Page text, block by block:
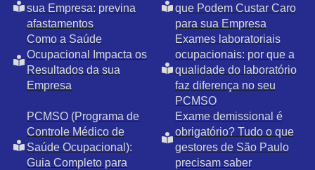
sua Empresa: previna
afastamentos
que Podem Custar Caro
para sua Empresa
Como a Saúde
Ocupacional Impacta os
Resultados da sua
Empresa
Exames laboratoriais
ocupacionais: por que a
qualidade do laboratório
faz diferença no seu
PCMSO
PCMSO (Programa de
Controle Médico de
Saúde Ocupacional):
Guia Completo para
Exame demissional é
obrigatório? Tudo o que
gestores de São Paulo
precisam saber